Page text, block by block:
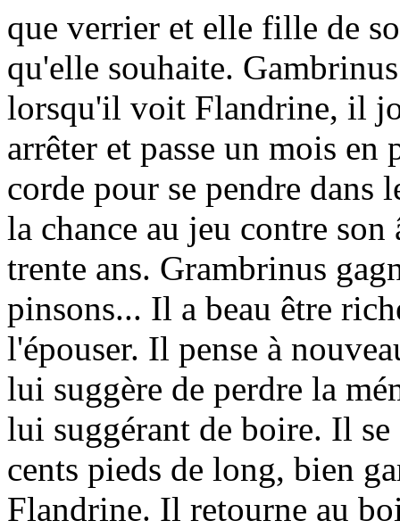
que verrier et elle fille de
qu'elle souhaite.
lorsqu'il voit Flandrine, il
arrêter et passe un mois
corde pour se pendre dans
la chance au jeu contre
trente ans. Grambrinus
pinsons... Il a beau être
l'épouser. Il pense à
lui suggère de perdre la
lui suggérant de boire. Il
cents pieds de long, bien
Flandrine. Il retourne au